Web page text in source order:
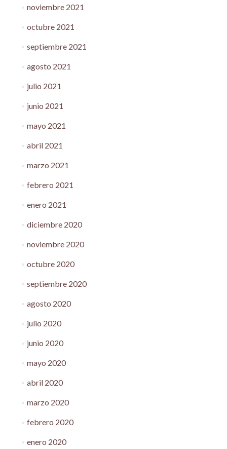
noviembre 2021
octubre 2021
septiembre 2021
agosto 2021
julio 2021
junio 2021
mayo 2021
abril 2021
marzo 2021
febrero 2021
enero 2021
diciembre 2020
noviembre 2020
octubre 2020
septiembre 2020
agosto 2020
julio 2020
junio 2020
mayo 2020
abril 2020
marzo 2020
febrero 2020
enero 2020